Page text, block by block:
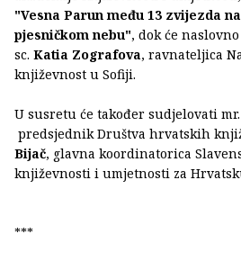
"Vesna Parun među 13 zvijezda
pjesničkom nebu", dok će
sc. Katia Zografova, ravnateljica
književnost u Sofiji.
U susretu će također sudjelovati mr.
predsjednik Društva hrvatskih
Bijač, glavna koordinatorica
književnosti i umjetnosti za
***